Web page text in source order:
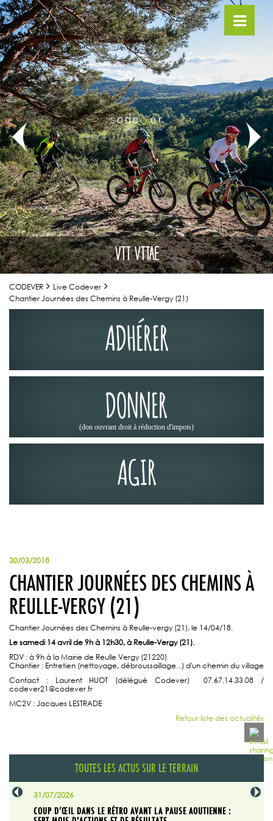
VTT VTTAE
CODEVER
Live Codever
Chantier Journées des Chemins à Reulle-Vergy (21)
ADHÉRER
DONNER
(don ouvrant droit à réduction d'impots)
AGIR
30/03/2018
CHANTIER JOURNÉES DES CHEMINS À
REULLE-VERGY (21)
Chantier Journées des Chemins à Reulle-vergy (21), le 14/04/18.
Le samedi 14 avril de 9h à 12h30, à Reulle-Vergy (21).
RDV : à 9h à la Mairie de Reulle Vergy (21220)
Chantier : Entretien (nettoyage, débroussaillage...) d'un chemin du village
Contact : Laurent HUOT (délégué Codever) 07.67.14.33.08 /
codever21@codever.fr
MC2V : Jacques LESTRADE
Retour liste des actualités
TOUTES LES ACTUS SUR LE TERRAIN
31/07/2026
COUP D’ŒIL DANS LE RÉTRO AVANT LA PAUSE AOUTIENNE :
29/07/